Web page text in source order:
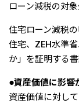
ローン減税の対
住宅ローン減税
住宅、ZEH水準
か」を証明する
●資産価値に影響
資産価値に対し